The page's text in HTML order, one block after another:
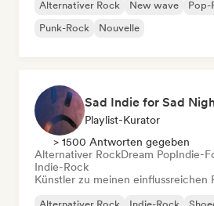
Alternativer Rock New wave Pop-
Punk-Rock
Nouvelle
Sad Indie for Sad
Playlist-Kurator
> 1500 Antworten gegeben
Alternativer RockDream PopIndie-
Indie-Rock
Künstler zu meinen einflussreichen